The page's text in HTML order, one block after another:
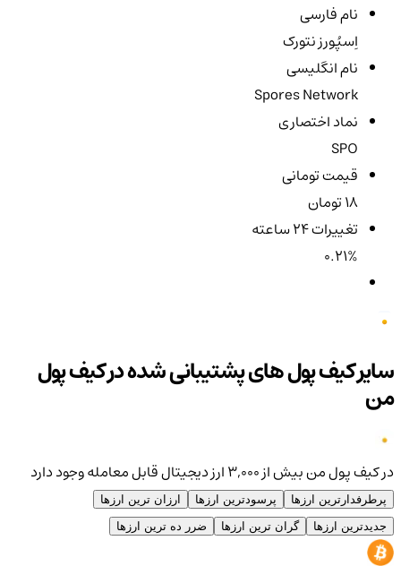
نام فارسی
اِسپُورز نتورک
نام انگلیسی
Spores Network
نماد اختصاری
SPO
قیمت تومانی
18 تومان
تغییرات ۲۴ ساعته
0.21%
سایر کیف پول های پشتیبانی شده در کیف پول
من
در کیف پول من بیش از ۳,۰۰۰ ارز دیجیتال قابل معامله وجود دارد
پرطرفدارترین ارزها پرسودترین ارزها
ارزان ترین ارزها
جدیدترین ارزها
گران ترین ارزها ضرر ده ترین ارزها